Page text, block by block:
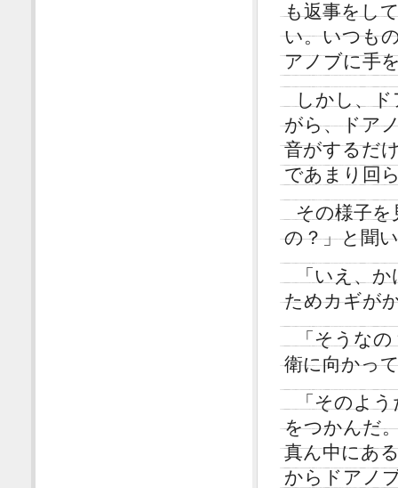
も返事をし
い。いつも
アノブに手
しかし、
がら、ドア
音がするだ
であまり回
その様子を
の？」と聞
「いえ、
ためカギが
「そうな
衛に向かっ
「そのよ
をつかんだ
真ん中にあ
からドアノ